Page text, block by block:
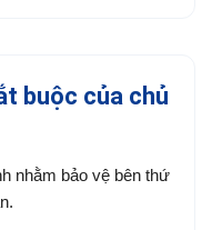
buộc của chủ
nhằm bảo vệ bên thứ